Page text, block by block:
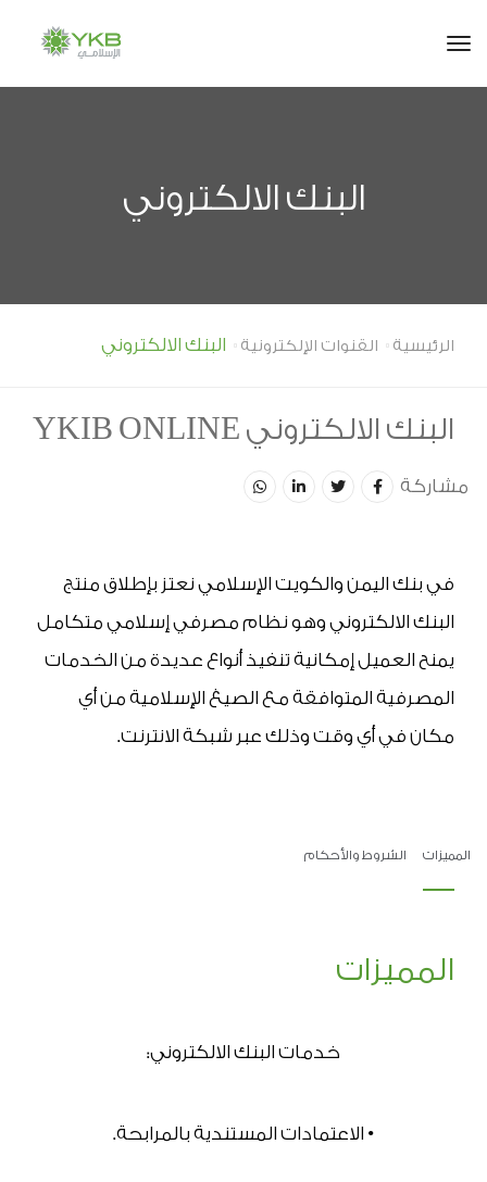
البنك الالكتروني
الرئيسية القنوات الإلكترونية البنك الالكتروني
البنك الالكتروني YKIB ONLINE
مشاركة
مكان في أي وقت وذلك عبر شبكة الانترنت.
المميزات الشروط والأحكام
المميزات
خدمات البنك الالكتروني:
• الاعتمادات المستندية بالمرابحة.